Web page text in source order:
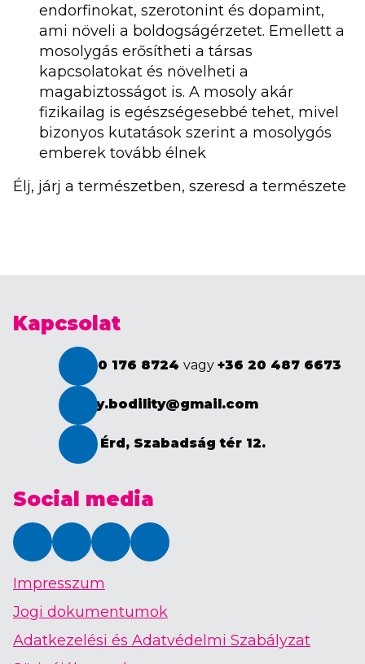
endorfinokat, szerotonint és dopamint,
ami növeli a boldogságérzetet. Emellett a
mosolygás erősítheti a társas
kapcsolatokat és növelheti a
magabiztosságot is. A mosoly akár
fizikailag is egészségesebbé tehet, mivel
bizonyos kutatások szerint a mosolygós
emberek tovább élnek
Élj, járj a természetben, szeresd a természete
Kapcsolat
+36 30 176 8724 vagy +36 20 487 6673
happy.bodility@gmail.com
2030 Érd, Szabadság tér 12.
Social media
TikTokInstagram
Facebook
YouTube
Impresszum
Jogi dokumentumok
Adatkezelési és Adatvédelmi Szabályzat